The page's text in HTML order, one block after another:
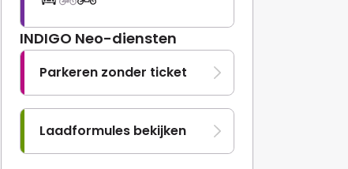
INDIGO Neo-diensten
Parkeren zonder ticket
Laadformules bekijken